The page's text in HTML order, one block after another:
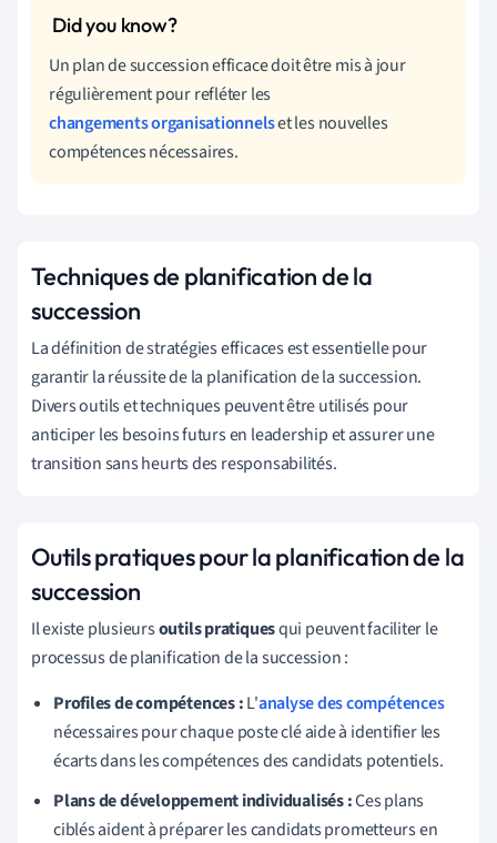
Un plan de succession efficace doit être mis à jour
régulièrement pour refléter les
changements organisationnelset les nouvelles
compétences nécessaires.
Techniques de planification de la
succession
La définition de stratégies efficaces est essentielle pour
garantir la réussite de la planification de la succession.
Divers outils et techniques peuvent être utilisés pour
anticiper les besoins futurs en leadership et assurer une
transition sans heurts des responsabilités.
Outils pratiques pour la planification de la
succession
Il existe plusieursoutils pratiquesqui peuvent faciliter le
processus de planification de la succession :
Profiles de compétences :L'analyse des compétences
nécessaires pour chaque poste clé aide à identifier les
écarts dans les compétences des candidats potentiels.
Plans de développement individualisés :Ces plans
ciblés aident à préparer les candidats prometteurs en